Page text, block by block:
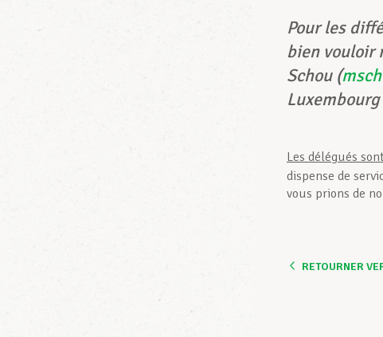
Pour les
bien vouloir
Schou (
Les délégués
dispense de
vous prions de
RETOURNER